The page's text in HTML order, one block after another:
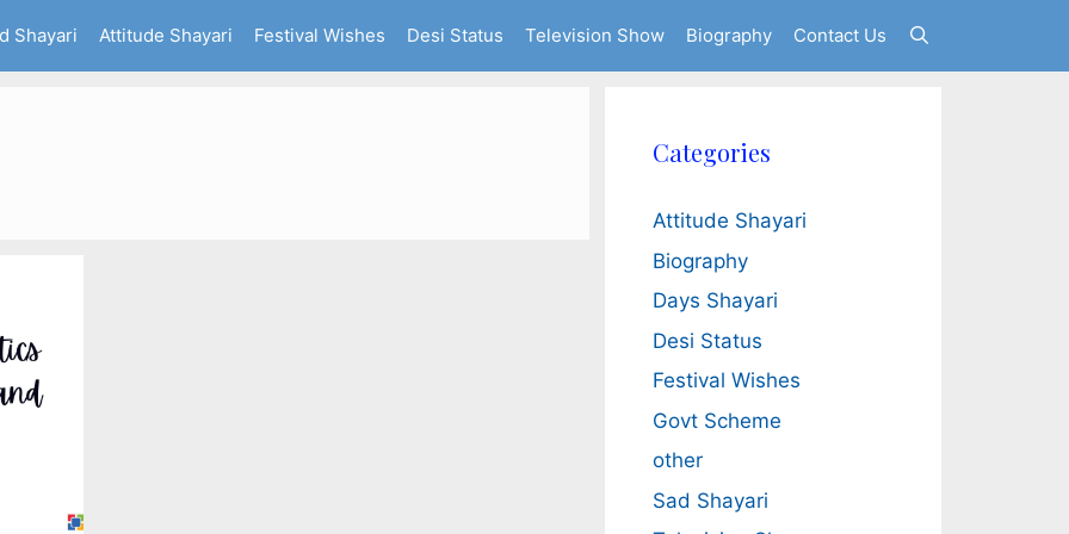
Shayari Attitude Shayari Festival Wishes Desi Status Television Show Biography Contact Us
Categories
Attitude Shayari
Biography
Days Shayari
Desi Status
Festival Wishes
Govt Scheme
other
Sad Shayari